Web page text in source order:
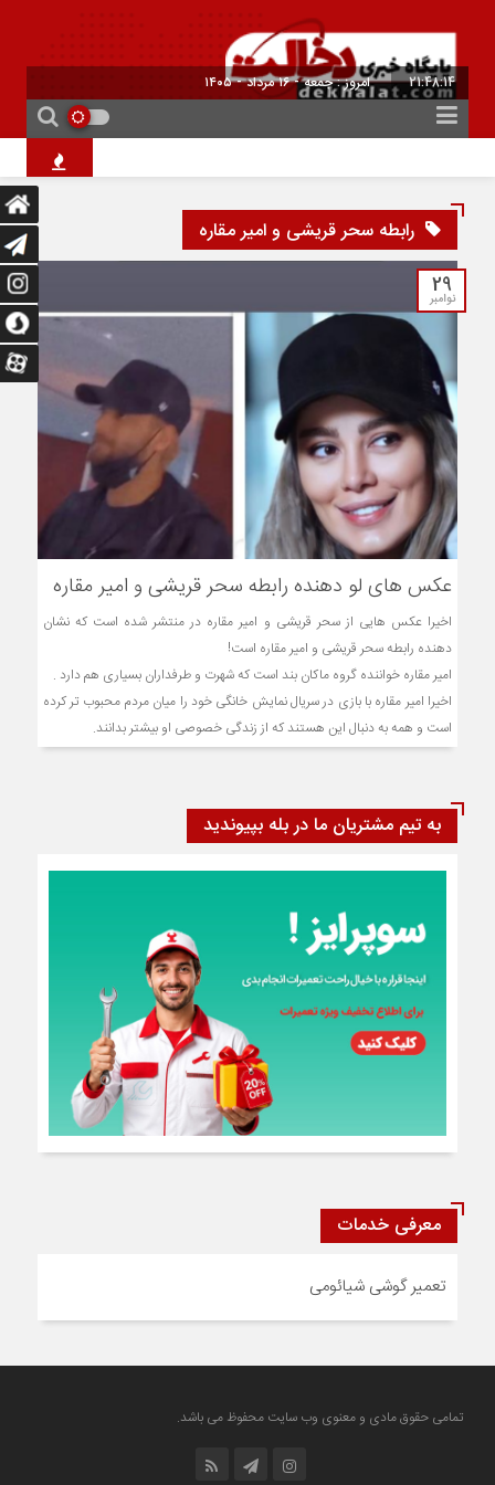
21:48:14 امروز : جمعه - ۱۶ مرداد - ۱۴۰۵
رابطه سحر قریشی و امیر مقاره
29
نوامبر
عکس های لو دهنده رابطه سحر قریشی و امیر مقاره
اخیرا عکس هایی از سحر قریشی و امیر مقاره در منتشر شده است که نشان
دهنده رابطه سحر قریشی و امیر مقاره است!
امیر مقاره خواننده گروه ماکان بند است که شهرت و طرفداران بسیاری هم دارد .
اخیرا امیر مقاره با بازی در سریال نمایش خانگی خود را میان مردم محبوب تر کرده
است و همه به دنبال این هستند که از زندگی خصوصی او بیشتر بدانند.
به تیم مشتریان ما در بله بپیوندید
معرفی خدمات
تعمیر گوشی شیائومی
تمامی حقوق مادی و معنوی وب سایت محفوظ می باشد.